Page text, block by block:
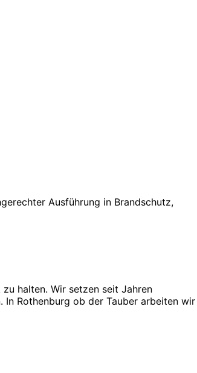
Ausführung in Brandschutz,
halten. Wir setzen seit Jahren
In Rothenburg ob der Tauber arbeiten wir